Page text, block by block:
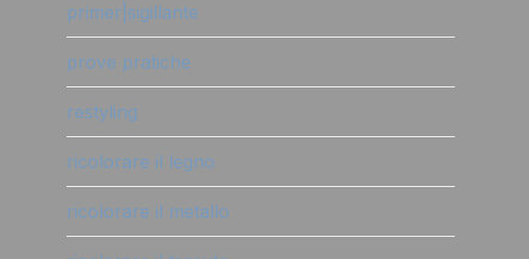
primer|sigillante
prove pratiche
restyling
ricolorare il legno
ricolorare il metallo